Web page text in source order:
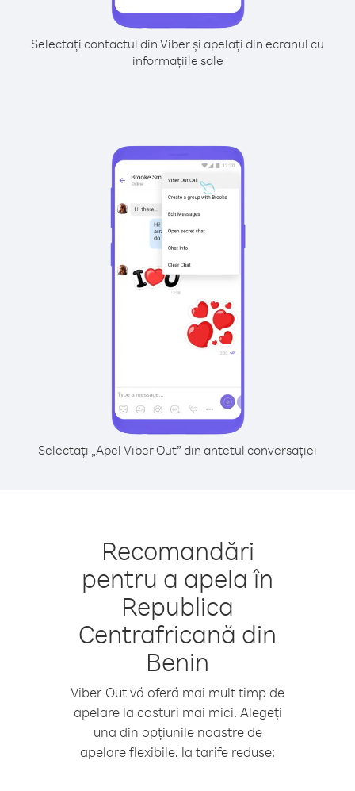
Selectați contactul din Viber și apelați din ecranul cu
informațiile sale
Selectați „Apel Viber Out” din antetul conversației
Recomandări
pentru a apela în
Republica
Centrafricană din
Benin
Viber Out vă oferă mai mult timp de
apelare la costuri mai mici. Alegeți
una din opțiunile noastre de
apelare flexibile, la tarife reduse: